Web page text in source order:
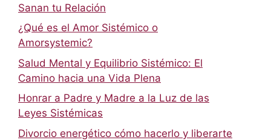
Sanan tu Relación
¿Qué es el Amor Sistémico o
Amorsystemic?
Salud Mental y Equilibrio Sistémico: El
Camino hacia una Vida Plena
Honrar a Padre y Madre a la Luz de las
Leyes Sistémicas
Divorcio energético cómo hacerlo y liberarte